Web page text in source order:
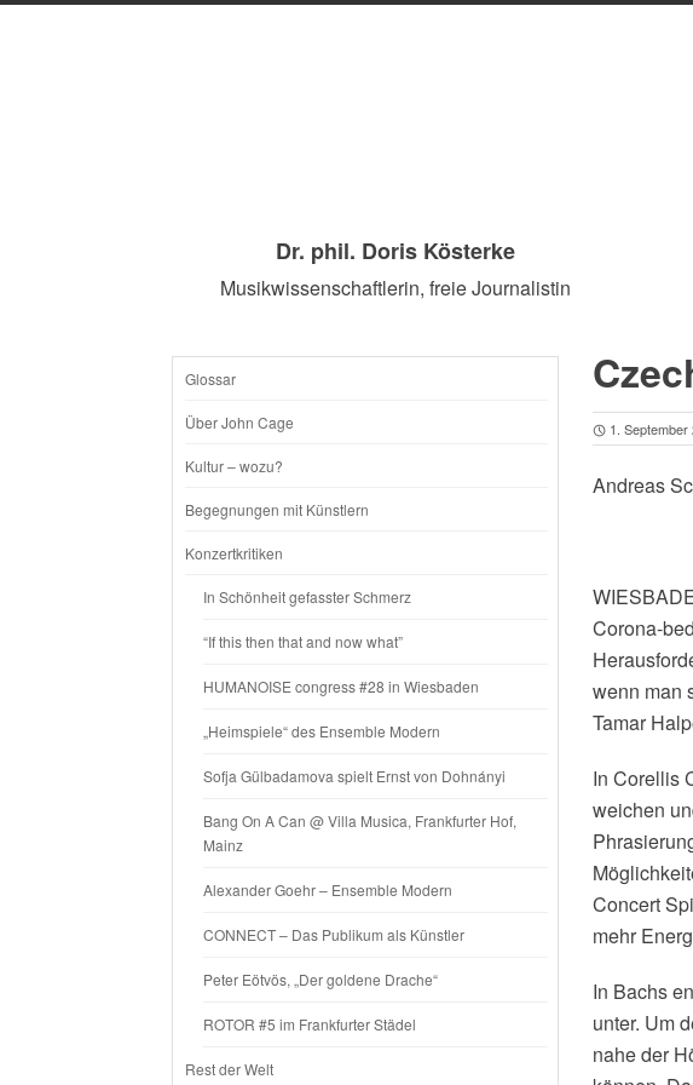
Dr. phil. Doris Kösterke
Musikwissenschaftlerin, freie Journalistin
SKIP
CONTENT
Glossar
Über John Cage
Kultur – wozu?
Begegnungen mit Künstlern
Konzertkritiken
In Schönheit gefasster Schmerz
“If this then that and now what”
HUMANOISE congress #28 in Wiesbaden
„Heimspiele“ des Ensemble Modern
Sofja Gülbadamova spielt Ernst von Dohnányi
Bang On A Can @ Villa Musica, Frankfurter Hof,
Mainz
Alexander Goehr – Ensemble Modern
CONNECT – Das Publikum als Künstler
Peter Eötvös, „Der goldene Drache“
ROTOR #5 im Frankfurter Städel
Rest der Welt
1. September
Andreas
Corona-
wenn man
Tamar
In Corellis
weichen
Concert
mehr
In Bachs
unter. Um
nahe der